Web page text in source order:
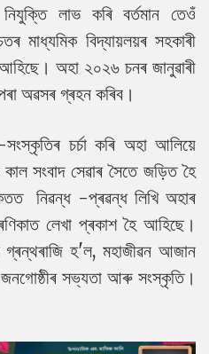
লাভ কৰি বৰ্তমান তেওঁ
মাধ্যমিক বিদ্যায়লয়ৰ সহকাৰী
অহা ২০২৬ চনৰ জানুৱাৰী
অৱসৰ গ্ৰহন কৰিব।
চৰ্চা কৰি অহা আলিয়ে
সংবাদ সেৱাৰ সৈতে জড়িত হৈ
নিৱন্ধ -প্ৰৱন্ধ লিখি অহাৰ
লেখা প্ৰকাশ হৈ আহিছে।
হ'ল, মহাজীৱন আজান
সভ্যতা আৰু সংস্কৃতি।